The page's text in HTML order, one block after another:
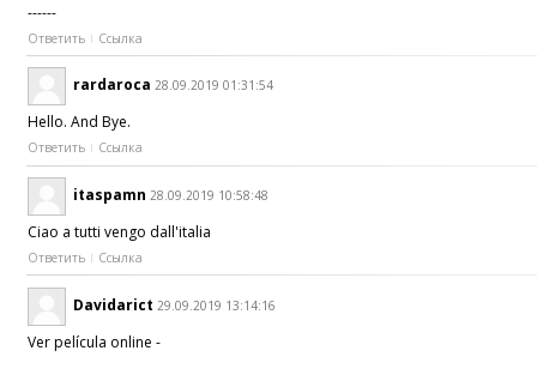
------
Ответить Ссылка
rardaroca 28.09.2019 01:31:54
Hello. And Bye.
Ответить Ссылка
itaspamn 28.09.2019 10:58:48
Ciao a tutti vengo dall'italia
Ответить Ссылка
Davidarict 29.09.2019 13:14:16
Ver película online -